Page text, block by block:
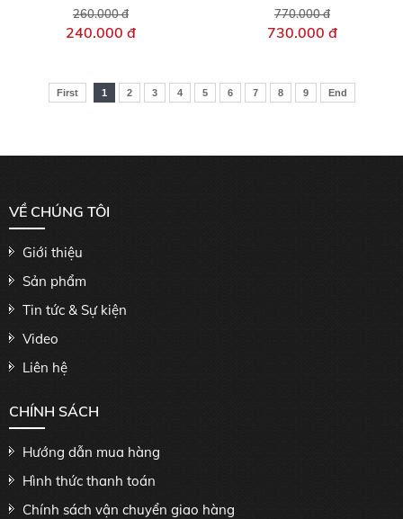
260.000 đ
240.000 đ
770.000 đ
730.000 đ
First 1 2 3 4 5 6 7 8 9 End
VỀ CHÚNG TÔI
Giới thiệu
Sản phẩm
Tin tức & Sự kiện
Video
Liên hệ
CHÍNH SÁCH
Hướng dẫn mua hàng
Hình thức thanh toán
Chính sách vận chuyển giao hàng